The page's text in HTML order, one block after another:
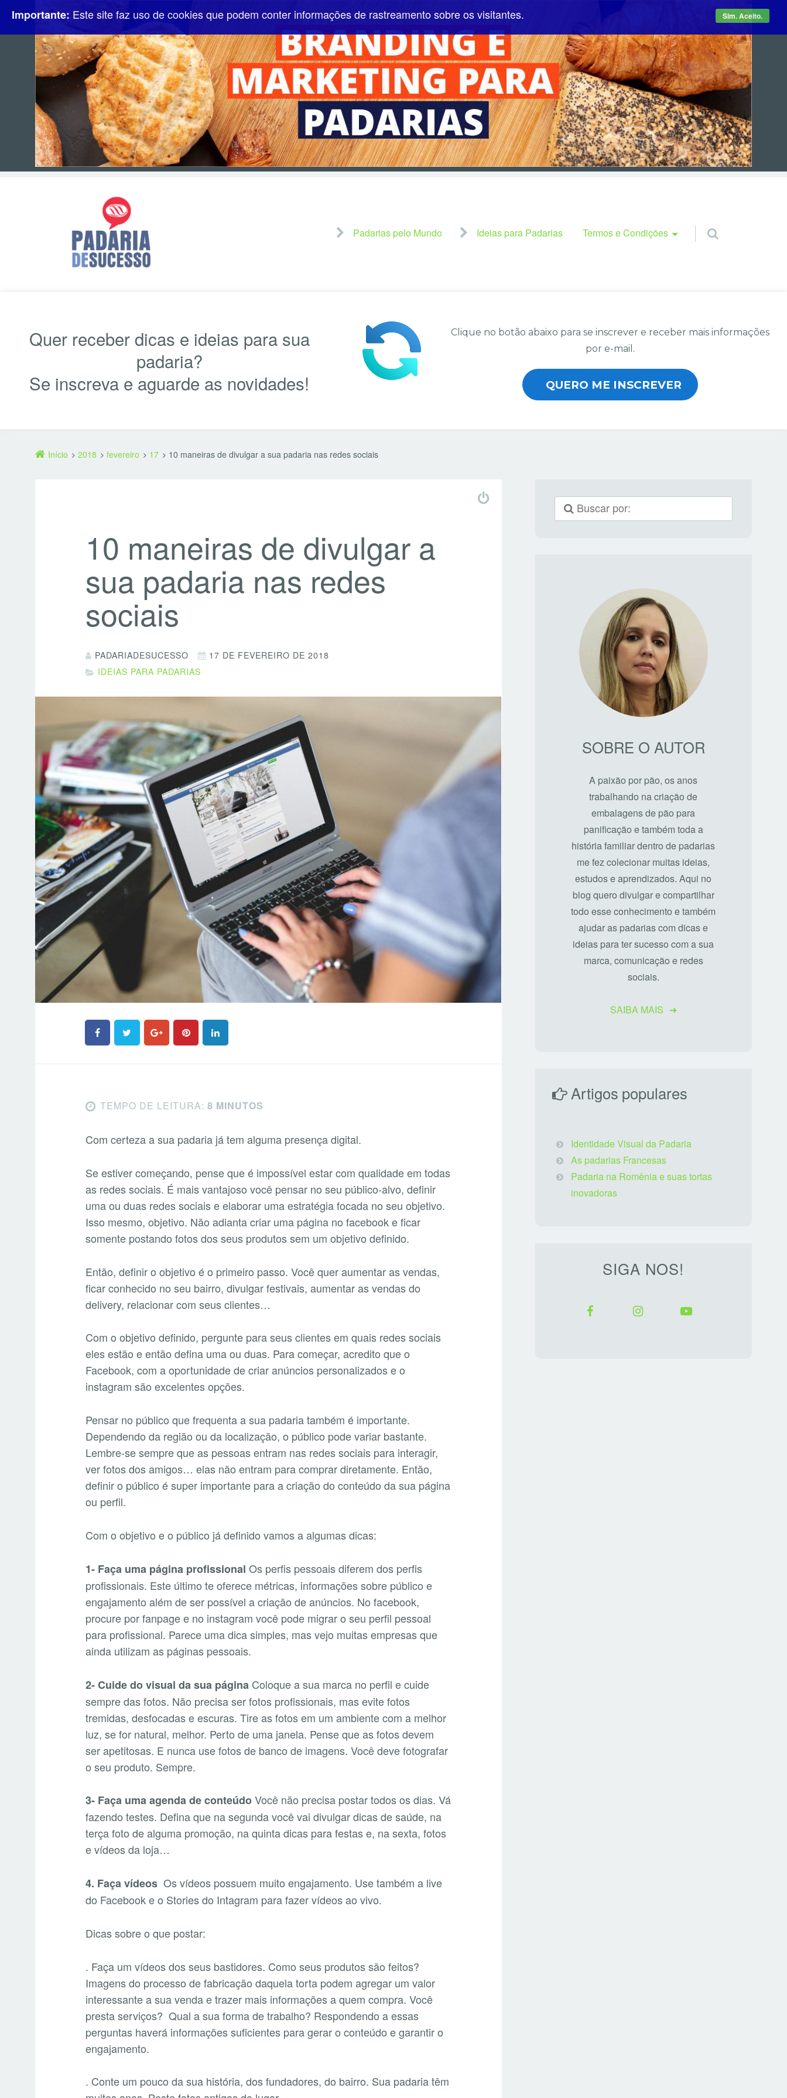
Pular para o conteúdo
Padarias pelo Mundo Ideias para Padarias Termos e Condições
Quer receber dicas e ideias para sua
padaria?
Se inscreva e aguarde as novidades!
Clique no botão abaixo para se inscrever e receber mais informações
por e-mail.
QUERO ME INSCREVER
Início 2018 fevereiro 17 10 maneiras de divulgar a sua padaria nas redes sociais
10 maneiras de divulgar a
sua padaria nas redes
sociais
PADARIADESUCESSO
17 DE FEVEREIRO DE 2018
IDEIAS PARA PADARIAS
TEMPO DE LEITURA: 8 MINUTOS
Com certeza a sua padaria já tem alguma presença digital.
Se estiver começando, pense que é impossível estar com qualidade em todas
as redes sociais. É mais vantajoso você pensar no seu público-alvo, definir
uma ou duas redes sociais e elaborar uma estratégia focada no seu objetivo.
Isso mesmo, objetivo. Não adianta criar uma página no facebook e ficar
somente postando fotos dos seus produtos sem um objetivo definido.
Então, definir o objetivo é o primeiro passo. Você quer aumentar as vendas,
ficar conhecido no seu bairro, divulgar festivais, aumentar as vendas do
delivery, relacionar com seus clientes…
Com o objetivo definido, pergunte para seus clientes em quais redes sociais
eles estão e então defina uma ou duas. Para começar, acredito que o
Facebook, com a oportunidade de criar anúncios personalizados e o
instagram são excelentes opções.
Pensar no público que frequenta a sua padaria também é importante.
Dependendo da região ou da localização, o público pode variar bastante.
Lembre-se sempre que as pessoas entram nas redes sociais para interagir,
ver fotos dos amigos… elas não entram para comprar diretamente. Então,
definir o público é super importante para a criação do conteúdo da sua página
ou perfil.
Com o objetivo e o público já definido vamos a algumas dicas:
1- Faça uma página profissional Os perfis pessoais diferem dos perfis
profissionais. Este último te oferece métricas, informações sobre público e
engajamento além de ser possível a criação de anúncios. No facebook,
procure por fanpage e no instagram você pode migrar o seu perfil pessoal
para profissional. Parece uma dica simples, mas vejo muitas empresas que
ainda utilizam as páginas pessoais.
2- Cuide do visual da sua página Coloque a sua marca no perfil e cuide
sempre das fotos. Não precisa ser fotos profissionais, mas evite fotos
tremidas, desfocadas e escuras. Tire as fotos em um ambiente com a melhor
luz, se for natural, melhor. Perto de uma janela. Pense que as fotos devem
ser apetitosas. E nunca use fotos de banco de imagens. Você deve fotografar
o seu produto. Sempre.
3- Faça uma agenda de conteúdoVocê não precisa postar todos os dias. Vá
fazendo testes. Defina que na segunda você vai divulgar dicas de saúde, na
terça foto de alguma promoção, na quinta dicas para festas e, na sexta, fotos
e vídeos da loja…
4. Faça vídeos Os vídeos possuem muito engajamento. Use também a live
do Facebook e o Stories do Intagram para fazer vídeos ao vivo.
Dicas sobre o que postar:
. Faça um vídeos dos seus bastidores. Como seus produtos são feitos?
Imagens do processo de fabricação daquela torta podem agregar um valor
interessante a sua venda e trazer mais informações a quem compra. Você
presta serviços? Qual a sua forma de trabalho? Respondendo a essas
perguntas haverá informações suficientes para gerar o conteúdo e garantir o
engajamento.
. Conte um pouco da sua história, dos fundadores, do bairro. Sua padaria têm
SOBRE O AUTOR
A paixão por pão, os anos
trabalhando na criação de
embalagens de pão para
panificação e também toda a
história familiar dentro de padarias
me fez colecionar muitas ideias,
estudos e aprendizados. Aqui no
blog quero divulgar e compartilhar
todo esse conhecimento e também
ajudar as padarias com dicas e
ideias para ter sucesso com a sua
marca, comunicação e redes
sociais.
SAIBA MAIS
Artigos populares
Identidade Visual da Padaria
As padarias Francesas
Padaria na Romênia e suas tortas
inovadoras
SIGA NOS!
Importante: Este site faz uso de cookies que podem conter informações de rastreamento sobre os visitantes. Sim. Aceito.